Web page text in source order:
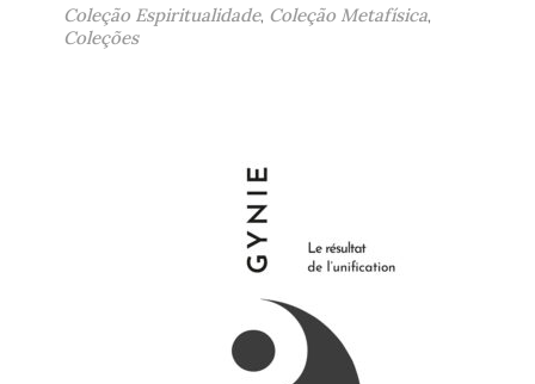
Coleção Espiritualidade, Coleção Metafísica,
Coleções